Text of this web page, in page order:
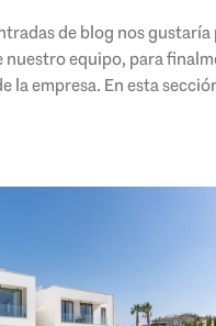
de blog nos
nuestro equipo, para
la empresa. En esta